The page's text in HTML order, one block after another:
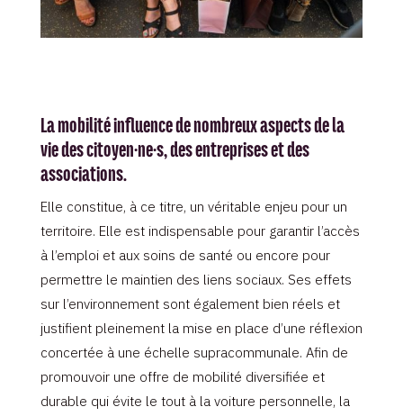
La mobilité influence de nombreux aspects de la
vie des citoyen·ne·s, des entreprises et des
associations.
Elle constitue, à ce titre, un véritable enjeu pour un
territoire. Elle est indispensable pour garantir l’accès
à l’emploi et aux soins de santé ou encore pour
permettre le maintien des liens sociaux. Ses effets
sur l’environnement sont également bien réels et
justifient pleinement la mise en place d’une réflexion
concertée à une échelle supracommunale. Afin de
promouvoir une offre de mobilité diversifiée et
durable qui évite le tout à la voiture personnelle, la